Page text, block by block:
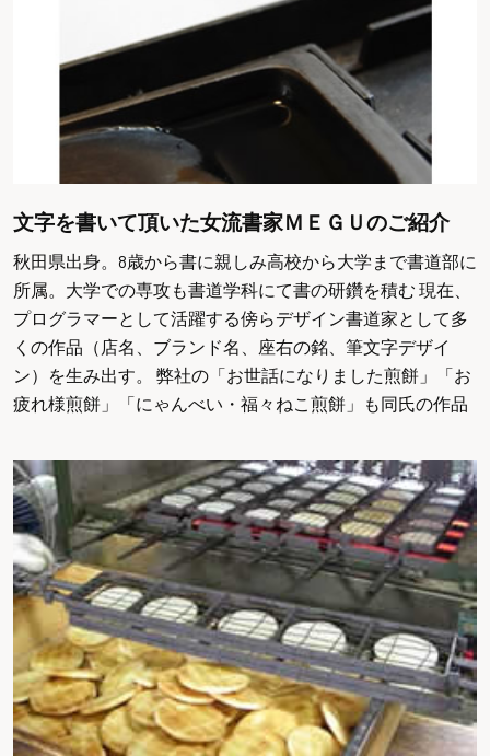
文字を書いて頂いた女流書家ＭＥＧＵのご紹介
秋田県出身。8歳から書に親しみ高校から大学まで書道部に
所属。大学での専攻も書道学科にて書の研鑽を積む 現在、
プログラマーとして活躍する傍らデザイン書道家として多
くの作品（店名、ブランド名、座右の銘、筆文字デザイ
ン）を生み出す。 弊社の「お世話になりました煎餅」「お
疲れ様煎餅」「にゃんべい・福々ねこ煎餅」も同氏の作品